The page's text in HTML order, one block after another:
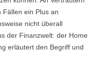
ein Plus an
nicht überall
der Finanzwelt: der Home
erläutert den Begriff und